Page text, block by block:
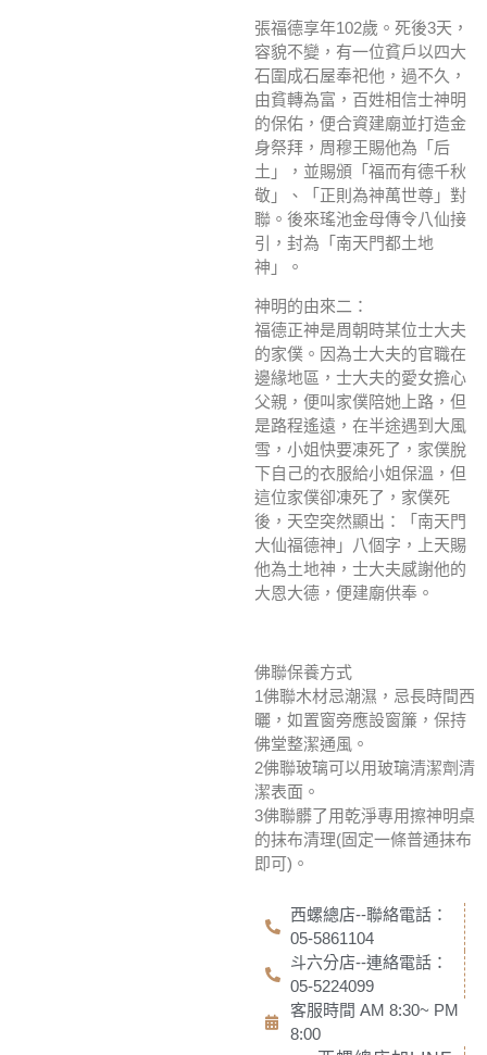
張福德享年102歲。死後3天，
容貌不變，有一位貧戶以四大
石圍成石屋奉祀他，過不久，
由貧轉為富，百姓相信士神明
的保佑，便合資建廟並打造金
身祭拜，周穆王賜他為「后
土」，並賜頒「福而有德千秋
敬」、「正則為神萬世尊」對
聯。後來瑤池金母傳令八仙接
引，封為「南天門都土地
神」。
神明的由來二：
福德正神是周朝時某位士大夫
的家僕。因為士大夫的官職在
邊緣地區，士大夫的愛女擔心
父親，便叫家僕陪她上路，但
是路程遙遠，在半途遇到大風
雪，小姐快要凍死了，家僕脫
下自己的衣服給小姐保溫，但
這位家僕卻凍死了，家僕死
後，天空突然顯出：「南天門
大仙福德神」八個字，上天賜
他為土地神，士大夫感謝他的
大恩大德，便建廟供奉。
佛聯保養方式
1佛聯木材忌潮濕，忌長時間西
曬，如置窗旁應設窗簾，保持
佛堂整潔通風。
2佛聯玻璃可以用玻璃清潔劑清
潔表面。
3佛聯髒了用乾淨專用擦神明桌
的抹布清理(固定一條普通抹布
即可)。
西螺總店--聯絡電話：
05-5861104
斗六分店--連絡電話：
05-5224099
客服時間 AM 8:30~ PM
8:00